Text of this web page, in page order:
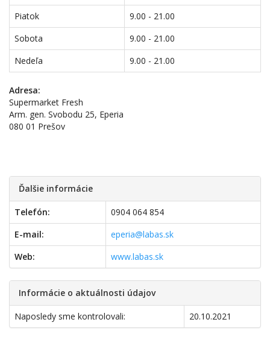
Piatok
9.00 - 21.00
Sobota
9.00 - 21.00
Nedeľa
9.00 - 21.00
Adresa:
Supermarket Fresh
Arm. gen. Svobodu 25, Eperia
080 01 Prešov
Ďalšie informácie
Telefón:
0904 064 854
E-mail:
eperia@labas.sk
Web:
www.labas.sk
Informácie o aktuálnosti údajov
Naposledy sme kontrolovali: 20.10.2021